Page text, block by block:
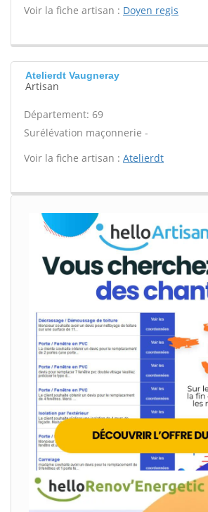
Voir la fiche artisan : Doyen regis
Atelierdt Vaugneray
Artisan
Département: 69
Surélévation maçonnerie -
Voir la fiche artisan : Atelierdt